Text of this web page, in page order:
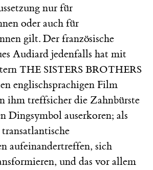
nur für
oder auch für
gilt. Der französische
Audiard jedenfalls hat mit
THE SISTERS BROTHERS
englischsprachigen Film
ihm treffsicher die Zahnbürste
Dingsymbol auserkoren; als
aufeinandertreffen, sich
und das vor allem